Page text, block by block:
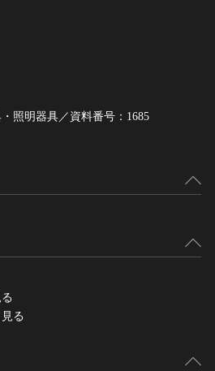
照明器具／資料番号：1685
る